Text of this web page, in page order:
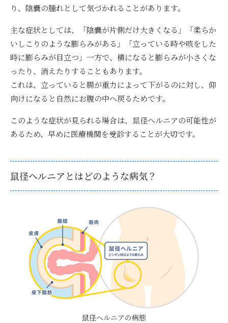
り、陰嚢の腫れとして気づかれることがあります。
主な症状としては、「陰嚢が片側だけ大きくなる」「柔らか
いしこりのような膨らみがある」「立っている時や咳をした
時に膨らみが目立つ」一方で、横になると膨らみが小さくな
ったり、消えたりすることもあります。
これは、立っていると腸が重力によって下がるのに対し、仰
向けになると自然にお腹の中へ戻るためです。
このような症状が見られる場合は、鼠径ヘルニアの可能性が
あるため、早めに医療機関を受診することが大切です。
鼠径ヘルニアとはどのような病気？
鼠径ヘルニアの病態